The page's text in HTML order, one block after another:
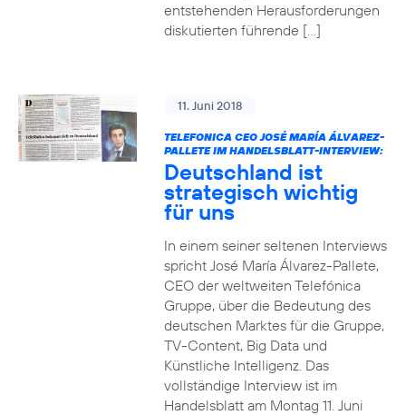
entstehenden Herausforderungen
diskutierten führende […]
11. Juni 2018
TELEFONICA CEO JOSÉ MARÍA ÁLVAREZ-
PALLETE IM HANDELSBLATT-INTERVIEW:
Deutschland ist
strategisch wichtig
für uns
In einem seiner seltenen Interviews
spricht José María Álvarez-Pallete,
CEO der weltweiten Telefónica
Gruppe, über die Bedeutung des
deutschen Marktes für die Gruppe,
TV-Content, Big Data und
Künstliche Intelligenz. Das
vollständige Interview ist im
Handelsblatt am Montag 11. Juni